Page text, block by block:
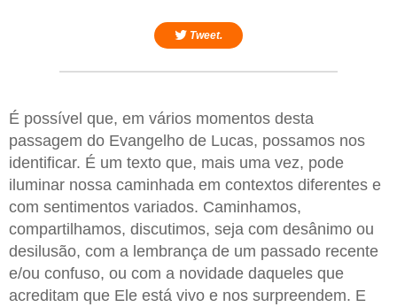
Tweet.
É possível que, em vários momentos desta
passagem do Evangelho de Lucas, possamos nos
identificar. É um texto que, mais uma vez, pode
iluminar nossa caminhada em contextos diferentes e
com sentimentos variados. Caminhamos,
compartilhamos, discutimos, seja com desânimo ou
desilusão, com a lembrança de um passado recente
e/ou confuso, ou com a novidade daqueles que
acreditam que Ele está vivo e nos surpreendem. E